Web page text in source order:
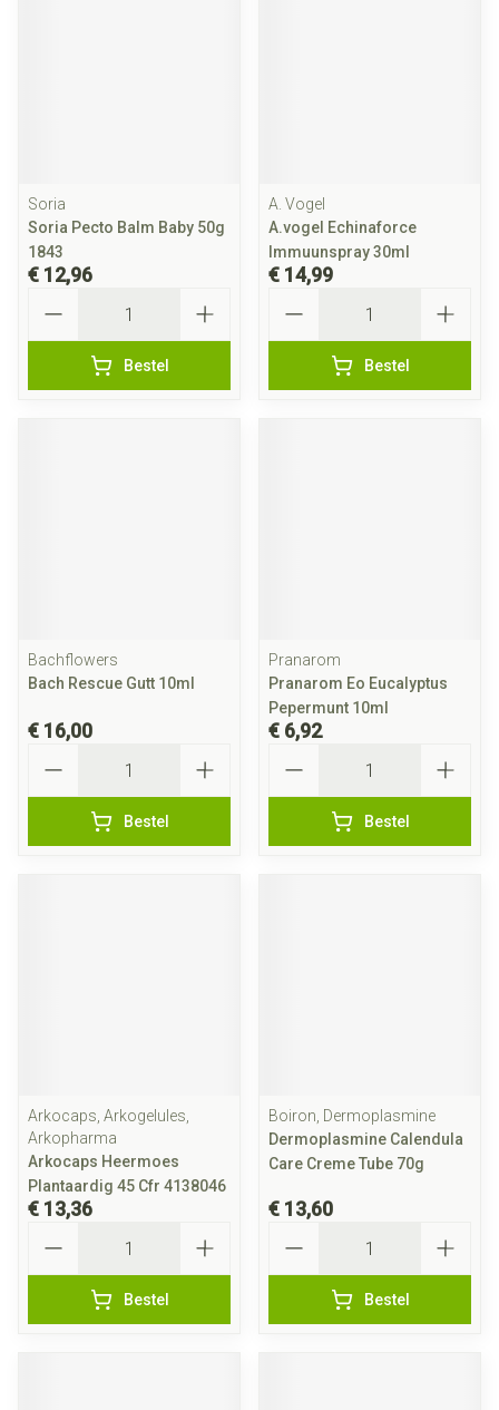
Soria
Soria Pecto Balm Baby 50g
1843
€ 12,96
Bestel
A. Vogel
A.vogel Echinaforce
Immuunspray 30ml
€ 14,99
Bestel
Bachflowers
Bach Rescue Gutt 10ml
€ 16,00
Bestel
Pranarom
Pranarom Eo Eucalyptus
Pepermunt 10ml
€ 6,92
Bestel
Arkocaps, Arkogelules,
Arkopharma
Arkocaps Heermoes
Plantaardig 45 Cfr 4138046
€ 13,36
Bestel
Boiron, Dermoplasmine
Dermoplasmine Calendula
Care Creme Tube 70g
€ 13,60
Bestel